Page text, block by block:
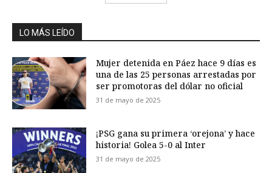
LO MÁS LEÍDO
Mujer detenida en Páez hace 9 días es
una de las 25 personas arrestadas por
ser promotoras del dólar no oficial
31 de mayo de 2025
¡PSG gana su primera ‘orejona’ y hace
historia! Golea 5-0 al Inter
31 de mayo de 2025